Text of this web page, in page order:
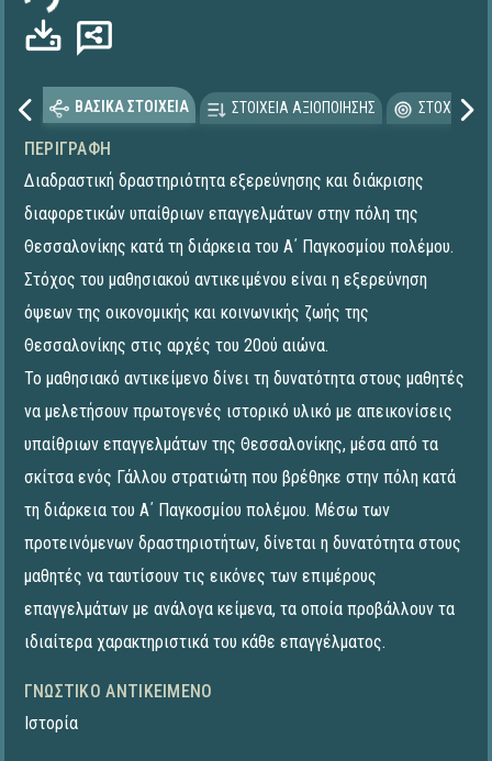
ΒΑΣΙΚΑ ΣΤΟΙΧΕΙΑ ΣΤΟΙΧΕΙΑ ΑΞΙΟΠΟΙΗΣΗΣ
ΠΕΡΙΓΡΑΦΉ
Διαδραστική δραστηριότητα εξερεύνησης και διάκρισης
διαφορετικών υπαίθριων επαγγελμάτων στην πόλη της
Θεσσαλονίκης κατά τη διάρκεια του Α΄ Παγκοσμίου πολέμου.
Στόχος του μαθησιακού αντικειμένου είναι η εξερεύνηση
όψεων της οικονομικής και κοινωνικής ζωής της
Θεσσαλονίκης στις αρχές του 20ού αιώνα.
Το μαθησιακό αντικείμενο δίνει τη δυνατότητα στους μαθητές
να μελετήσουν πρωτογενές ιστορικό υλικό με απεικονίσεις
υπαίθριων επαγγελμάτων της Θεσσαλονίκης, μέσα από τα
σκίτσα ενός Γάλλου στρατιώτη που βρέθηκε στην πόλη κατά
τη διάρκεια του Α΄ Παγκοσμίου πολέμου. Μέσω των
προτεινόμενων δραστηριοτήτων, δίνεται η δυνατότητα στους
μαθητές να ταυτίσουν τις εικόνες των επιμέρους
επαγγελμάτων με ανάλογα κείμενα, τα οποία προβάλλουν τα
ιδιαίτερα χαρακτηριστικά του κάθε επαγγέλματος.
ΓΝΩΣΤΙΚΌ ΑΝΤΙΚΕΊΜΕΝΟ
Ιστορία